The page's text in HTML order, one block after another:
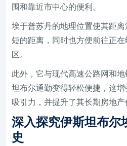
围和靠近市中心的便利。
埃于普苏丹的地理位置使其距
短的距离，同时也方便前往正
区。
此外，它与现代高速公路网和
坦布尔通勤变得轻松便捷，这
吸引力，并提升了其长期房地产
深入探究伊斯坦布尔
史